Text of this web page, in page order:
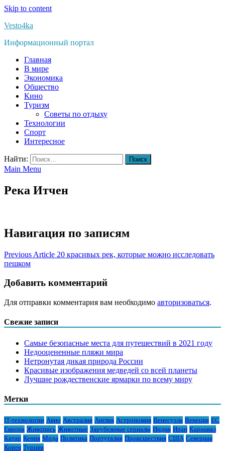
Skip to content
Vesto4ka
Информационный портал
Главная
В мире
Экономика
Общество
Кино
Туризм
Советы по отдыху
Технологии
Спорт
Интересное
Найти:
Main Menu
Река Итчен
Навигация по записям
Previous Article 20 красивых рек, которые можно исследовать
пешком
Добавить комментарий
Для отправки комментария вам необходимо авторизоваться.
Свежие записи
Самые безопасные места для путешествий в 2021 году
Недооцененные пляжи мира
Нетронутая дикая природа России
Красивые изображения медведей со всей планеты
Лучшие рождественские ярмарки по всему миру
Метки
IT-технологии Авио Австралия Англия Астрономия Венесуэла Венеция ЕС
Европа Живопись Животные Зарубежные сериалы Индия Иран Карнавал
Катар Кения Мода Политика Португалия Происшествия США Северная
Корея Турция